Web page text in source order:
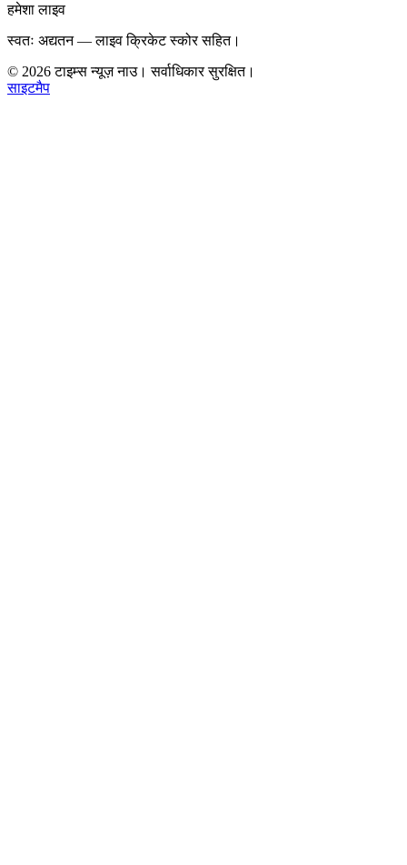
हमेशा लाइव
स्वतः अद्यतन — लाइव क्रिकेट स्कोर सहित।
© 2026टाइम्स न्यूज़ नाउ। सर्वाधिकार सुरक्षित।
साइटमैप